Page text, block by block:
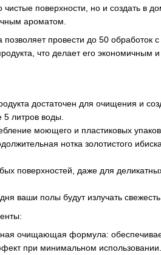
чистые поверхности, но и создать в
ароматом.
позволяет провести до 50 обработок
что делает его экономичным и
достаточен для очищения и
литров воды.
моющего и пластиковых
нотка золотистого
поверхностей, даже для
ваши полы будут излучать свежесть
очищающая формула:
при минимальном использовании.